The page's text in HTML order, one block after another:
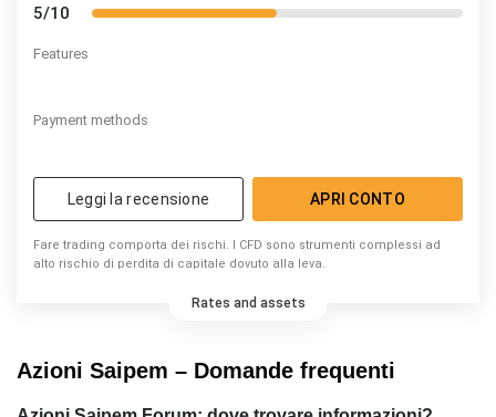
5/10
Features
Payment methods
Leggi la recensione APRI CONTO
Fare trading comporta dei rischi. I CFD sono strumenti complessi ad
alto rischio di perdita di capitale dovuto alla leva.
Rates and assets
Azioni Saipem – Domande frequenti